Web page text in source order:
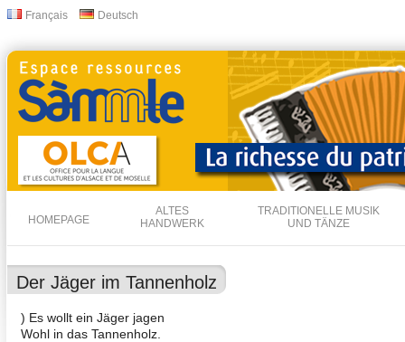
Français Deutsch
HOMEPAGE
ALTES
HANDWERK
TRADITIONELLE MUSIK
UND TÄNZE
Der Jäger im Tannenholz
) Es wollt ein Jäger jagen
Wohl in das Tannenholz.